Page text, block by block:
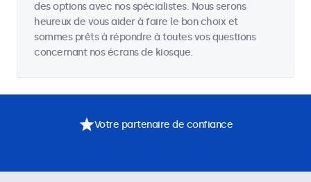
des options avec nos spécialistes. Nous serons
heureux de vous aider à faire le bon choix et
sommes prêts à répondre à toutes vos questions
concernant nos écrans de kiosque.
Votre partenaire de confiance